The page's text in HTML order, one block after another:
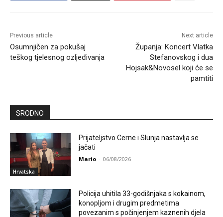
Previous article
Osumnjičen za pokušaj
teškog tjelesnog ozljeđivanja
Next article
Županja: Koncert Vlatka
Stefanovskog i dua
Hojsak&Novosel koji će se
pamtiti
SRODNO
Hrvatska
Prijateljstvo Cerne i Slunja nastavlja se
jačati
Mario - 06/08/2026
Policija uhitila 33-godišnjaka s kokainom,
konopljom i drugim predmetima
povezanim s počinjenjem kaznenih djela